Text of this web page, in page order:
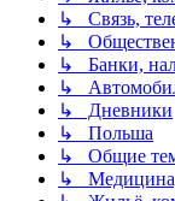
↳ Связь,
↳
↳ Банки,
↳
↳ Дневники
↳ Польша
↳ Общие
↳ Медицина,